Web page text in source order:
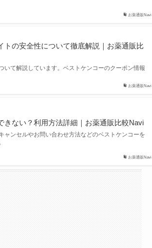
お薬通販Navi
お薬通販Navi
の安全性について徹底解説｜お薬通販比
て解説しています。ベストケンコーのクーポン情報
お薬通販Navi
ない？利用方法詳細｜お薬通販比較Navi
ンセルやお問い合わせ方法などのベストケンコーを